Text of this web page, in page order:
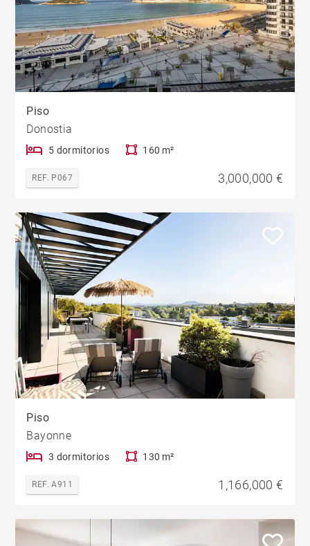
Piso
Donostia
5 dormitorios 160 m²
REF. P067 3,000,000 €
Piso
Bayonne
3 dormitorios 130 m²
REF. A911 1,166,000 €